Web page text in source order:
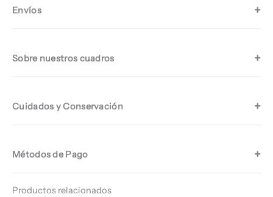
Envíos
Sobre nuestros cuadros
Cuidados y Conservación
Métodos de Pago
Productos relacionados